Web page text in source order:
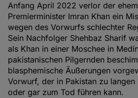
Anfang April 2022 verlor der
Premierminister Imran Khan ein
wegen des Vorwurfs schlechter
Sein Nachfolger Shehbaz Sharif
als Khan in einer Moschee in
pakistanischen Pilgernden
blasphemische Äußerungen
Vorwurf, der in Pakistan zu langen
oder gar zum Tod führen kann.